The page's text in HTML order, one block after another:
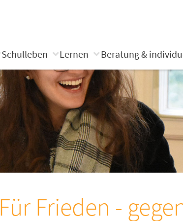
Schulleben Lernen Beratung &
Für Frieden -